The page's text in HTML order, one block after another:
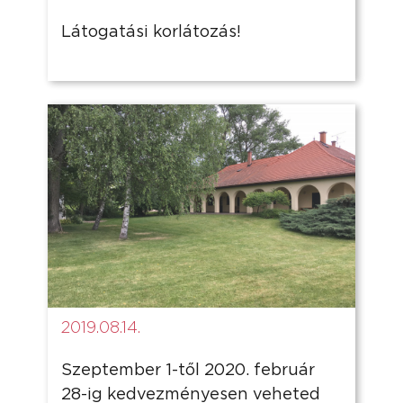
Látogatási korlátozás!
2019.08.14.
Szeptember 1-től 2020. február
28-ig kedvezményesen veheted